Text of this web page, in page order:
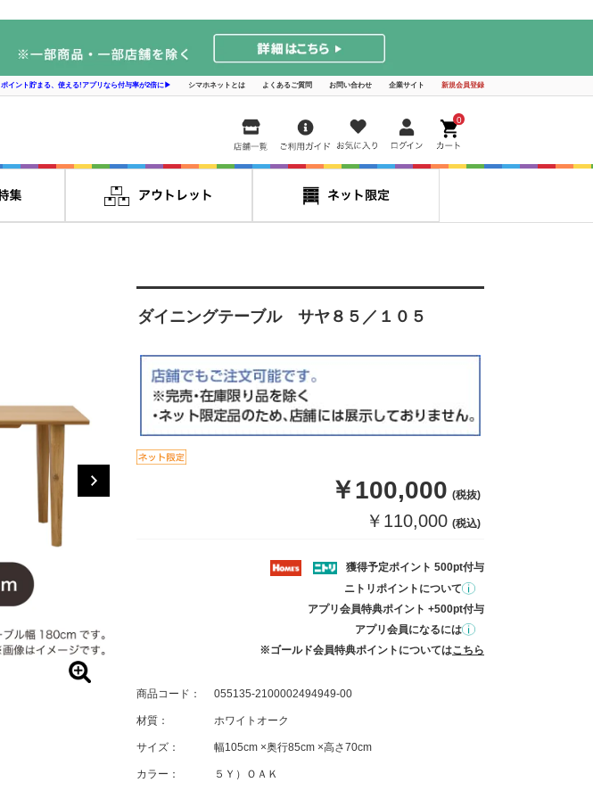
ポイント貯まる、使える!アプリなら付与率が2倍に▶ シマホネットとは よくあるご質問 お問い合わせ 企業サイト 新規会員登録
0
ダイニングテーブル サヤ８５／１０５
￥100,000 (税抜)
￥110,000 (税込)
獲得予定ポイント 500pt付与
ニトリポイントについて
アプリ会員特典ポイント +500pt付与
アプリ会員になるには
※ゴールド会員特典ポイントについてはこちら
商品コード： 055135-2100002494949-00
材質： ホワイトオーク
サイズ： 幅105cm ×奥行85cm ×高さ70cm
カラー： ５Ｙ）ＯＡＫ